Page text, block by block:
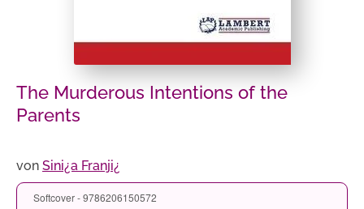
The Murderous Intentions of the
Parents
von Sini¿a Franji¿
Softcover - 9786206150572